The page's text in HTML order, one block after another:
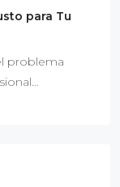
para Tu
problema